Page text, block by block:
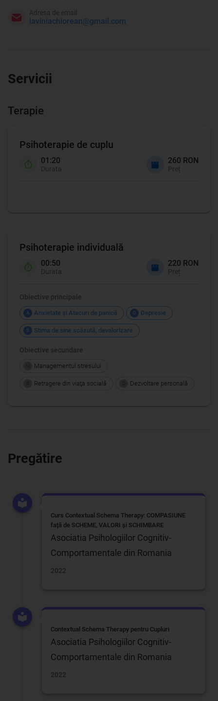
laviniachiorean@gmail.com
Adresa de email
Servicii
Terapie
Psihoterapie de cuplu
01:20
Durata
260 RON
Preț
Psihoterapie individuală
00:50
Durata
220 RON
Preț
Obiective principale
A Anxietate şi Atacuri de panică D Depresie
S Stima de sine scăzută, devalorizare
Obiective secundare
Managementul stresului
Retragere din viaţa socială Dezvoltare personală
Pregătire
Curs Contextual Schema Therapy: COMPASIUNE
față de SCHEME, VALORI și SCHIMBARE
Asociatia Psihologiilor Cognitiv-
Comportamentale din Romania
2022
Contextual Schema Therapy pentru Cupluri
Asociatia Psihologiilor Cognitiv-
Comportamentale din Romania
2022